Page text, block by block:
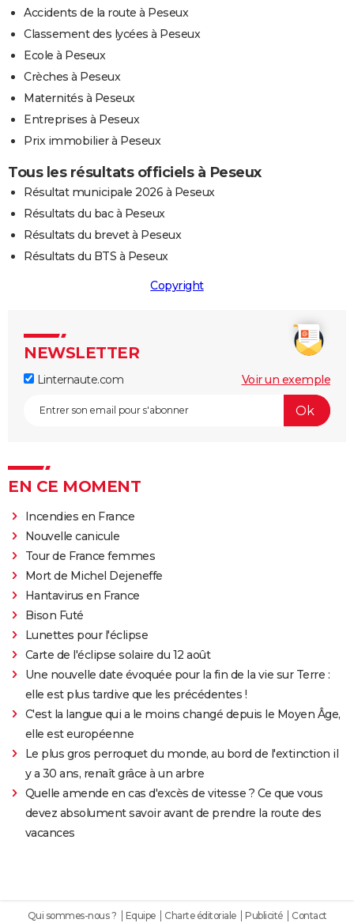
Accidents de la route à Peseux
Classement des lycées à Peseux
Ecole à Peseux
Crèches à Peseux
Maternités à Peseux
Entreprises à Peseux
Prix immobilier à Peseux
Tous les résultats officiels à Peseux
Résultat municipale 2026 à Peseux
Résultats du bac à Peseux
Résultats du brevet à Peseux
Résultats du BTS à Peseux
Copyright
NEWSLETTER
Linternaute.com Voir un exemple
EN CE MOMENT
Incendies en France
Nouvelle canicule
Tour de France femmes
Mort de Michel Dejeneffe
Hantavirus en France
Bison Futé
Lunettes pour l'éclipse
Carte de l'éclipse solaire du 12 août
Une nouvelle date évoquée pour la fin de la vie sur Terre :
elle est plus tardive que les précédentes !
C'est la langue qui a le moins changé depuis le Moyen Âge,
elle est européenne
Le plus gros perroquet du monde, au bord de l'extinction il
y a 30 ans, renaît grâce à un arbre
Quelle amende en cas d'excès de vitesse ? Ce que vous
devez absolument savoir avant de prendre la route des
vacances
Qui sommes-nous ? Equipe Charte éditoriale Publicité Contact